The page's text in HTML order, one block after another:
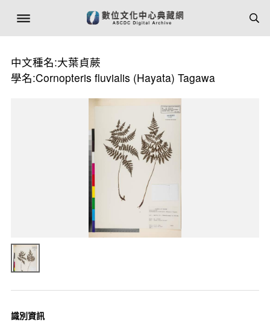
中文種名:大葉貞蕨
學名:Cornopteris fluvialis (Hayata) Tagawa
識別資訊